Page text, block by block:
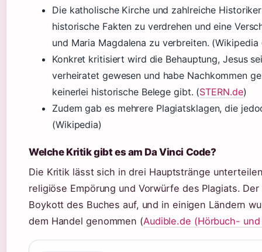
Die katholische Kirche und zahlreiche
historische Fakten zu verdrehen und eine
und Maria Magdalena zu verbreiten.
Konkret kritisiert wird die Behauptung, Jesus
verheiratet gewesen und habe Nachkommen
keinerlei historische Belege gibt. (STERN.de)
Zudem gab es mehrere Plagiatsklagen, die
(Wikipedia)
Welche Kritik gibt es am Da Vinci Code?
Die Kritik lässt sich in drei Hauptstränge
religiöse Empörung und Vorwürfe des Plagiats.
Boykott des Buches auf, und in einigen Ländern
dem Handel genommen (Audible.de (Hörbuch-